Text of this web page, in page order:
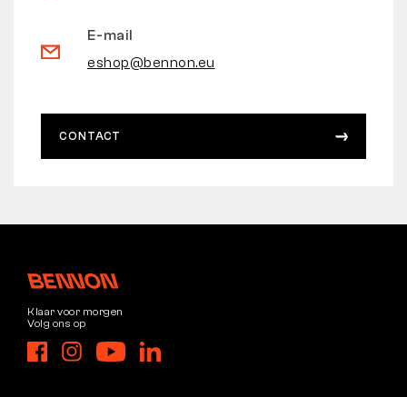
E-mail
eshop@bennon.eu
CONTACT
Klaar voor morgen
Volg ons op